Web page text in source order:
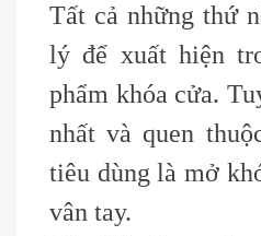
Tất cả những thứ
lý để xuất hiện
phẩm khóa cửa.
nhất và quen
tiêu dùng là mở
vân tay.